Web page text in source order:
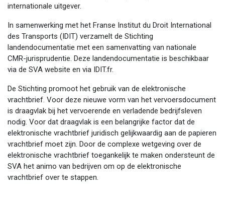
internationale uitgever.
In samenwerking met het Franse Institut du Droit International
des Transports (IDIT) verzamelt de Stichting
landendocumentatie met een samenvatting van nationale
CMR-jurisprudentie. Deze landendocumentatie is beschikbaar
via de SVA website en via IDIT.fr.
De Stichting promoot het gebruik van de elektronische
vrachtbrief. Voor deze nieuwe vorm van het vervoersdocument
is draagvlak bij het vervoerende en verladende bedrijfsleven
nodig. Voor dat draagvlak is een belangrijke factor dat de
elektronische vrachtbrief juridisch gelijkwaardig aan de papieren
vrachtbrief moet zijn. Door de complexe wetgeving over de
elektronische vrachtbrief toegankelijk te maken ondersteunt de
SVA het animo van bedrijven om op de elektronische
vrachtbrief over te stappen.